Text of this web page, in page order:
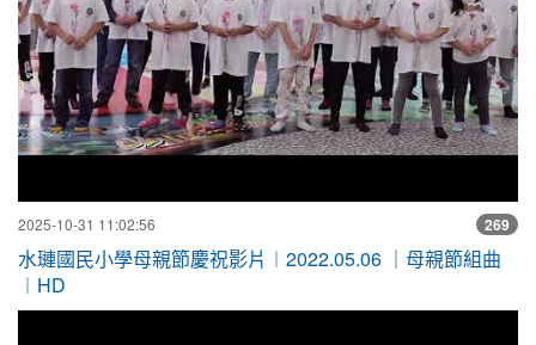
269
2025-10-31 11:02:56
水璉國民小學母親節慶祝影片︱2022.05.06 ｜母親節組曲
︱HD